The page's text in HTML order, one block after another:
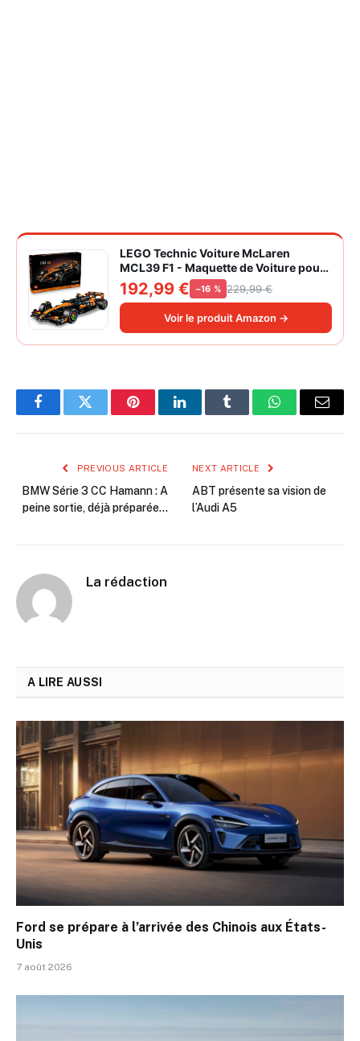
LEGO Technic Voiture McLaren
MCL39 F1 - Maquette de Voiture pour
Adulte - Set de Construction Formule 1
Collector - Moteur V6 & Différentiel -
Idée Cadeau pour Fans de Sport
Automobile 42228
192,99 € −16 % 229,99 €
Voir le produit Amazon →
FacebookTwitter PinterestLinkedInTumblr WhatsAppEmail
PREVIOUS ARTICLE
BMW Série 3 CC Hamann : A
peine sortie, déjà préparée…
NEXT ARTICLE
ABT présente sa vision de
l’Audi A5
La rédaction
A LIRE AUSSI
Ford se prépare à l’arrivée des Chinois aux États-
Unis
7 août 2026